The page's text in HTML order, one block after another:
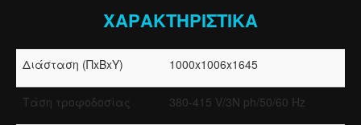
ΧΑΡΑΚΤΗΡΙΣΤΙΚΑ
Διάσταση (ΠxΒxΥ) 1000x1006x1645
Τάση τροφοδοσίας 380-415 V/3N ph/50/60 Hz